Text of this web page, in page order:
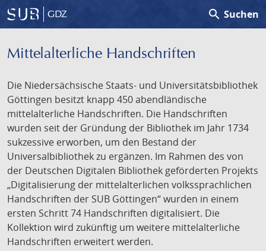
GDZ search Suchen
Mittelalterliche Handschriften
Die Niedersächsische Staats- und Universitätsbibliothek
Göttingen besitzt knapp 450 abendländische
mittelalterliche Handschriften. Die Handschriften
wurden seit der Gründung der Bibliothek im Jahr 1734
sukzessive erworben, um den Bestand der
Universalbibliothek zu ergänzen. Im Rahmen des von
der Deutschen Digitalen Bibliothek geförderten Projekts
„Digitalisierung der mittelalterlichen volkssprachlichen
Handschriften der SUB Göttingen“ wurden in einem
ersten Schritt 74 Handschriften digitalisiert. Die
Kollektion wird zukünftig um weitere mittelalterliche
Handschriften erweitert werden.